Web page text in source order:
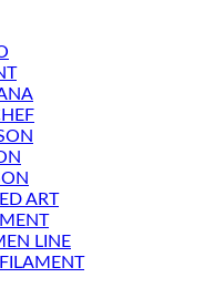
ART
LINE